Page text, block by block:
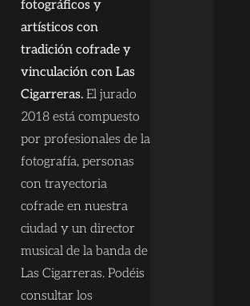
fotográficos y
artísticos con
tradición cofrade y
vinculación con Las
Cigarreras. El jurado
2018 está compuesto
por profesionales de la
fotografía, personas
con trayectoria
cofrade en nuestra
ciudad y un director
musical de la banda de
Las Cigarreras. Podéis
consultar los